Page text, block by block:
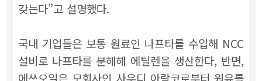
갖는다”고 설명했다.
국내 기업들은 보통 원료인 나프타를 수입해 NCC
설비로 나프타를 분해해 에틸렌을 생산한다, 반면,